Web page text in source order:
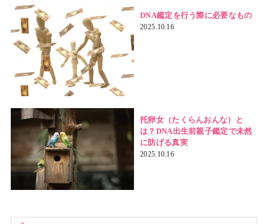
DNA鑑定を行う際に必要なもの
2025.10.16
托卵女（たくらんおんな）と
は？DNA出生前親子鑑定で未然
に防げる真実
2025.10.16